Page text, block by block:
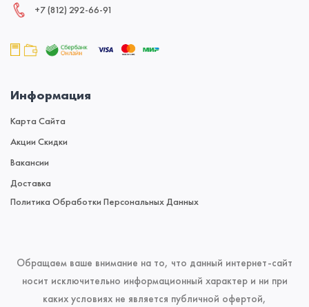
+7 (812) 292‑66‑91
Информация
Карта Сайта
Акции Скидки
Вакансии
Доставка
Политика Обработки Персональных Данных
Обращаем ваше внимание на то, что данный интернет-сайт
носит исключительно информационный характер и ни при
каких условиях не является публичной офертой,